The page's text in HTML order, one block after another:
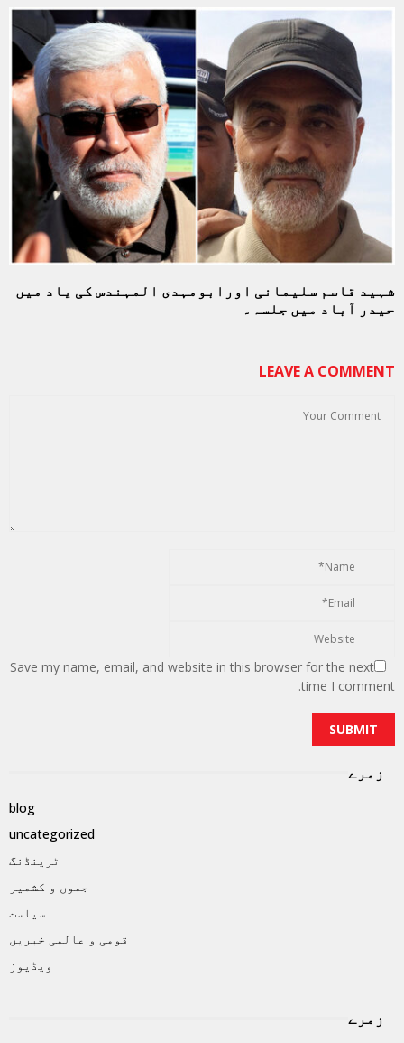
شہید قاسم سلیمانی اورابومہدی المہندس کی یاد میں
حیدر آباد میں جلسہ۔
LEAVE A COMMENT
Save my name, email, and website in this browser for the next
time I comment.
زمرے
blog
uncategorized
ٹرینڈنگ
جموں و کشمیر
سیاست
قومی و عالمی خبریں
ویڈیوز
زمرے